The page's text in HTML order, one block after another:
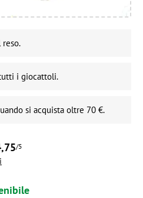
i giocattoli.
si acquista oltre 70 €.
/5